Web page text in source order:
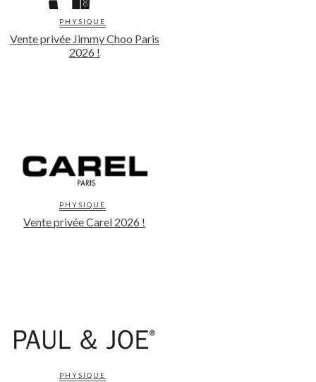
PHYSIQUE
Vente privée Jimmy Choo Paris
2026 !
PHYSIQUE
Vente privée Carel 2026 !
PHYSIQUE